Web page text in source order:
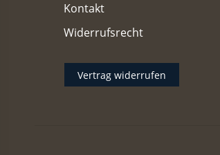
Kontakt
Widerrufsrecht
Vertrag widerrufen